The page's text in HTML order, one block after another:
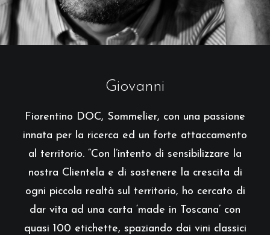
Giovanni
Fiorentino DOC, Sommelier, con una passione
innata per la ricerca ed un forte attaccamento
al territorio. “Con l’intento di sensibilizzare la
nostra Clientela e di sostenere la crescita di
ogni piccola realtà sul territorio, ho cercato di
dar vita ad una carta ‘made in Toscana’ con
quasi 100 etichette, spaziando dai vini classici